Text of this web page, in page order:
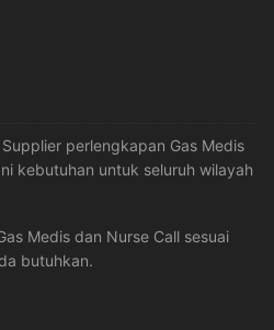
perlengkapan Gas Medis
kebutuhan untuk seluruh wilayah
Medis dan Nurse Call sesuai
butuhkan.